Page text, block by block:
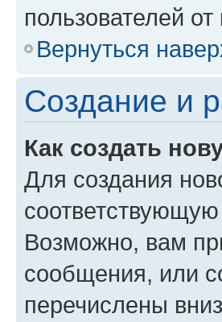
пользователей от
Вернуться
Создание и
Как создать
Для создания
Возможно, вам
сообщения, или
перечислены